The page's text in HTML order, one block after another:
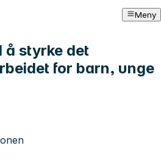
Meny
å styrke det
for barn, unge